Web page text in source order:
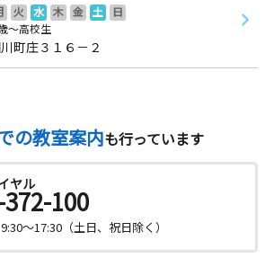
火 水 木 金 土
日
～高校生
町庄３１６－２
の教室案内も行っています
ヤル
100
9:30～17:30（土日、祝日除く）